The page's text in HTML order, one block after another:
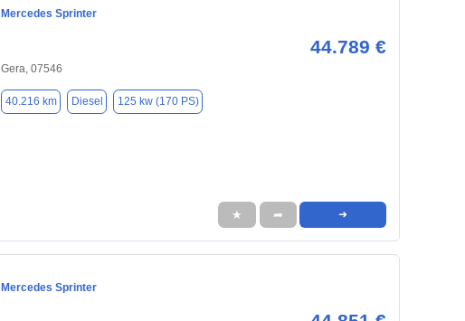
Mercedes Sprinter
44.789 €
Gera, 07546
40.216 km Diesel 125 kw (170 PS)
★ ➦ ➜
Mercedes Sprinter